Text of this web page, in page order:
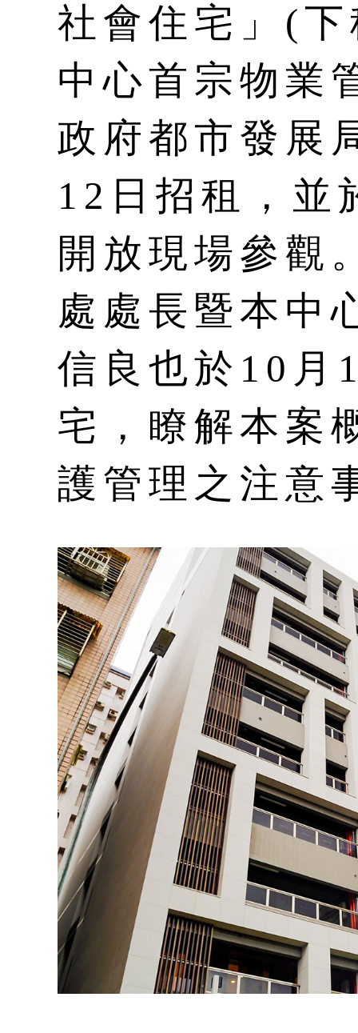
社會住宅」(
中心首宗物業
政府都市發展
12日招租，並
開放現場參觀
處處長暨本中
信良也於10月
宅，瞭解本案
護管理之注意